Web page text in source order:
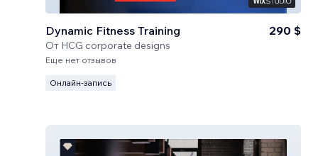
Dynamic Fitness Training
От HCG corporate designs
290 $
Еще нет отзывов
Онлайн-запись